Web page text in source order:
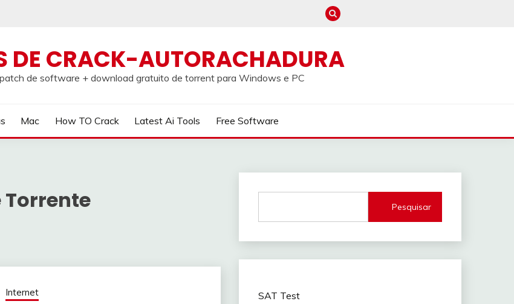
DE CRACK-AUTORACHADURA
de software + download gratuito de torrent para Windows e PC
Mac How TO Crack Latest Ai Tools Free Software
Internet
Pesquisar
SAT Test